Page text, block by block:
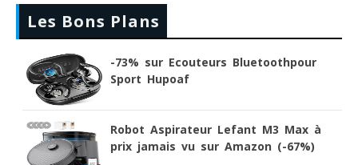
Les Bons Plans
-73% sur Ecouteurs Bluetoothpour
Sport Hupoaf
Robot Aspirateur Lefant M3 Max à
prix jamais vu sur Amazon (-67%)